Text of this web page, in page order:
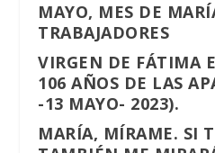
MAYO, MES DE
TRABAJADORES
VIRGEN DE FÁTIMA
106 AÑOS DE LAS
-13 MAYO- 2023).
MARÍA, MÍRAME. SI